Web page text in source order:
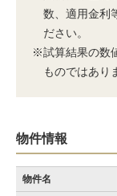
数、適用金利
ださい。
※試算結果の数
ものではあり
物件情報
物件名